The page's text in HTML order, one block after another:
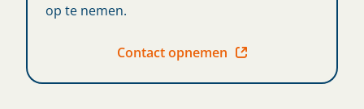
op te nemen.
Contact opnemen